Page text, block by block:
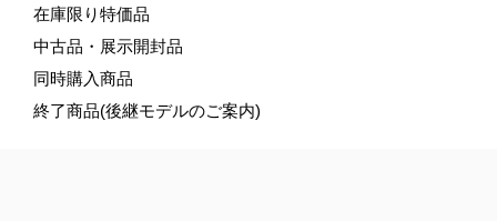
在庫限り特価品
中古品・展示開封品
同時購入商品
終了商品(後継モデルのご案内)